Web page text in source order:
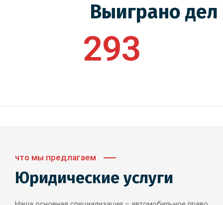
Выиграно дел
293
что мы предлагаем
Юридические услуги